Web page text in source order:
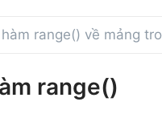
range() về mảng
range()